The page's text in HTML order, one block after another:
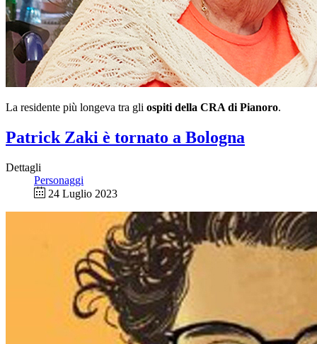
La residente più longeva tra gli ospiti della CRA di Pianoro.
Patrick Zaki è tornato a Bologna
Dettagli
Personaggi
24 Luglio 2023